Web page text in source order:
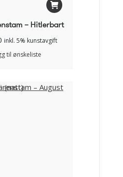
– Hitlerbart
inkl. 5% kunstavgift
til ønskeliste